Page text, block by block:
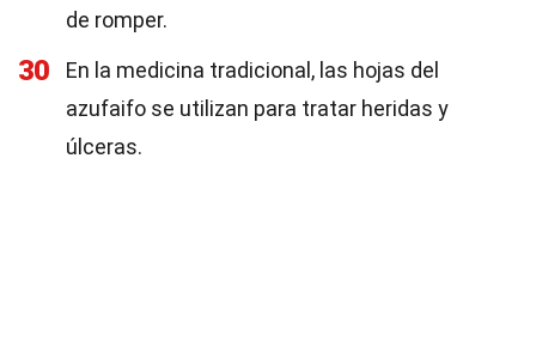
de romper.
30
En la medicina tradicional, las hojas del
azufaifo se utilizan para tratar heridas y
úlceras.